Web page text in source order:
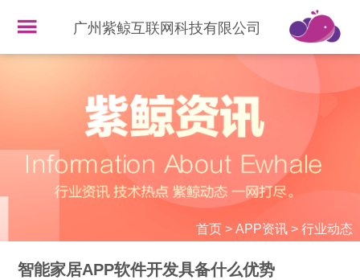
广州紫鲸互联网科技有限公司
首页> APP资讯> 行业动态
智能家居APP软件开发具备什么优势